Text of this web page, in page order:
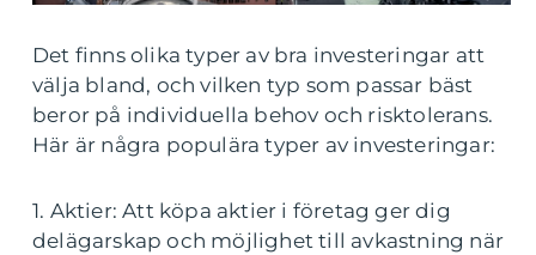
Det finns olika typer av bra investeringar att
välja bland, och vilken typ som passar bäst
beror på individuella behov och risktolerans.
Här är några populära typer av investeringar:
1. Aktier: Att köpa aktier i företag ger dig
delägarskap och möjlighet till avkastning när